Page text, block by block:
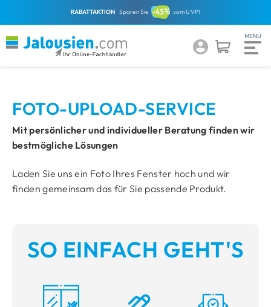
RABATTAKTION Sparen Sie vom UVP!
FOTO-UPLOAD-SERVICE
Mit persönlicher und individueller Beratung finden wir
bestmögliche Lösungen
Laden Sie uns ein Foto Ihres Fenster hoch und wir
finden gemeinsam das für Sie passende Produkt.
SO EINFACH GEHT'S